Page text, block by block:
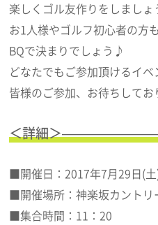
楽しくゴル友作りをしまし
お1人様やゴルフ初心者の方
BQで決まりでしょう♪
どなたでもご参加頂けるイベ
皆様のご参加、お待ちしてお
＜詳細＞
■開催日：2017年7月29日(
■開催場所：神楽坂カントリ
■集合時間：11：20